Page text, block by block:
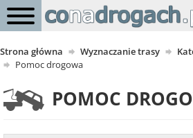
Strona główna Wyznaczanie trasy
Pomoc drogowa
POMOC